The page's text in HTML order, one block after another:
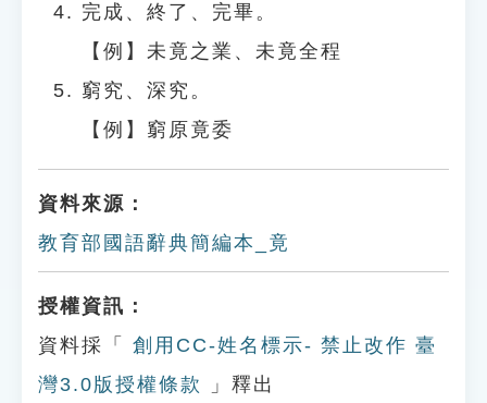
完成、終了、完畢。
【例】未竟之業、未竟全程
窮究、深究。
【例】窮原竟委
資料來源：
教育部國語辭典簡編本_竟
授權資訊：
資料採「
創用CC-姓名標示- 禁止改作 臺
灣3.0版授權條款
」釋出